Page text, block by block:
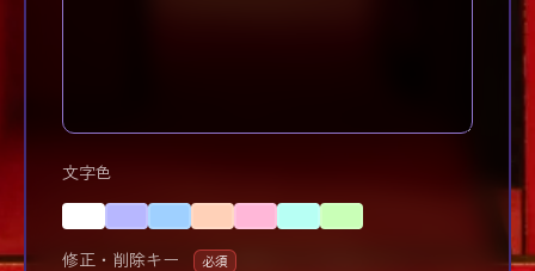
文字色
修正・削除キー 必須